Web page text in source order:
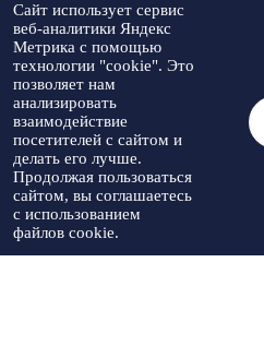
Телефон доверия:
8(86565)2-05-01
Мы в социальных
сетях:
© 2026 Администрация Туркменского
муниципального округа
Ставропольского края
При использовании материалов
необходимо указывать источник
публикации
Сайт использует сервис
веб-аналитики Яндекс
Метрика с помощью
технологии "cookie". Это
позволяет нам
анализировать
взаимодействие
посетителей с сайтом и
делать его лучше.
Продолжая пользоваться
сайтом, вы соглашаетесь
с использованием
файлов cookie.